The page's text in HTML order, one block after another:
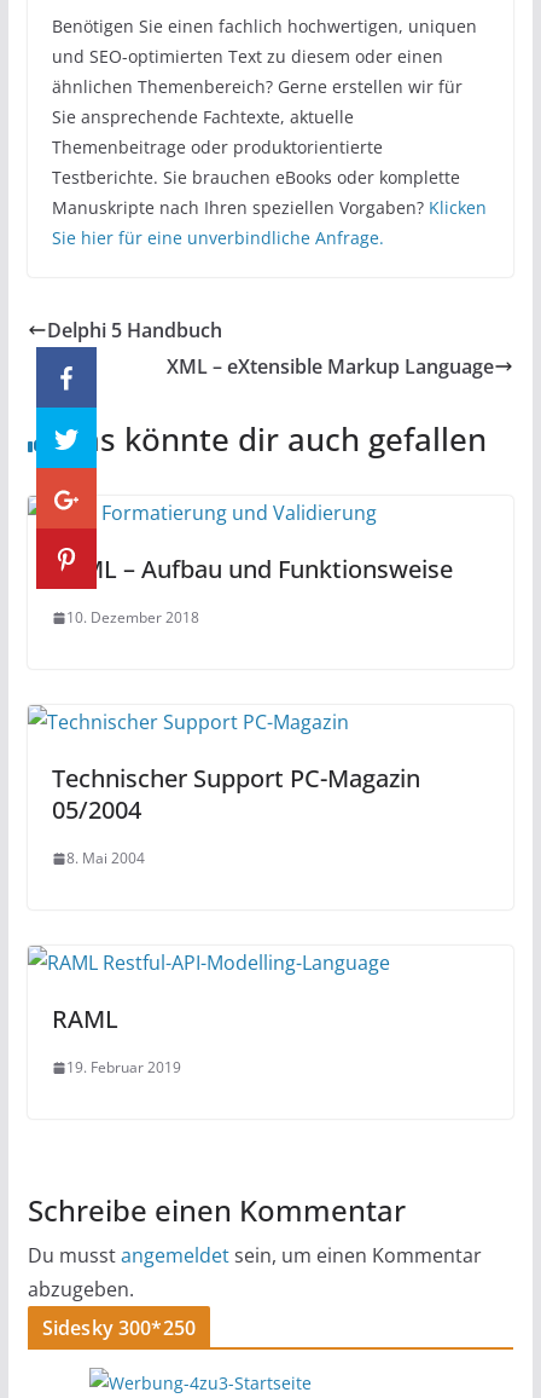
Benötigen Sie einen fachlich hochwertigen, uniquen
und SEO-optimierten Text zu diesem oder einen
ähnlichen Themenbereich? Gerne erstellen wir für
Sie ansprechende Fachtexte, aktuelle
Themenbeitrage oder produktorientierte
Testberichte. Sie brauchen eBooks oder komplette
Manuskripte nach Ihren speziellen Vorgaben? Klicken
Sie hier für eine unverbindliche Anfrage.
Delphi 5 Handbuch
XML – eXtensible Markup Language
Das könnte dir auch gefallen
YAML – Aufbau und Funktionsweise
10. Dezember 2018
Technischer Support PC-Magazin
05/2004
8. Mai 2004
RAML
19. Februar 2019
Schreibe einen Kommentar
Du musstangemeldetsein, um einen Kommentar
abzugeben.
Sidesky 300*250